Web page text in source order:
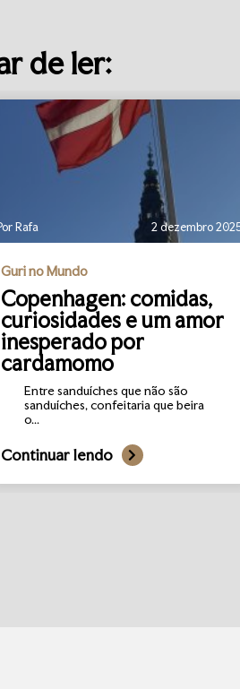
de ler:
Rafa 2 dezembro
Guri no Mundo
Copenhagen: comidas,
curiosidades e um amor
inesperado por
cardamomo
Entre sanduíches que não são
sanduíches, confeitaria que beira
o...
Continuar lendo